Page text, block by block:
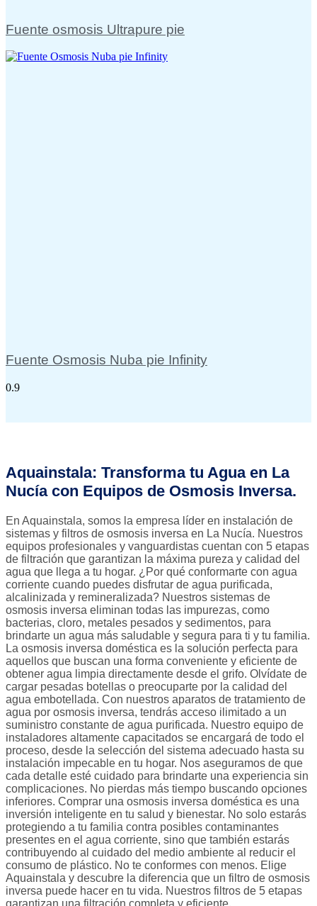
Fuente osmosis Ultrapure pie
Fuente Osmosis Nuba pie Infinity
Aquainstala: Transforma tu Agua en La
Nucía con Equipos de Osmosis Inversa.
En Aquainstala, somos la empresa líder en instalación de
sistemas y filtros de osmosis inversa en La Nucía. Nuestros
equipos profesionales y vanguardistas cuentan con 5 etapas
de filtración que garantizan la máxima pureza y calidad del
agua que llega a tu hogar. ¿Por qué conformarte con agua
corriente cuando puedes disfrutar de agua purificada,
alcalinizada y remineralizada? Nuestros sistemas de
osmosis inversa eliminan todas las impurezas, como
bacterias, cloro, metales pesados y sedimentos, para
brindarte un agua más saludable y segura para ti y tu familia.
La osmosis inversa doméstica es la solución perfecta para
aquellos que buscan una forma conveniente y eficiente de
obtener agua limpia directamente desde el grifo. Olvídate de
cargar pesadas botellas o preocuparte por la calidad del
agua embotellada. Con nuestros aparatos de tratamiento de
agua por osmosis inversa, tendrás acceso ilimitado a un
suministro constante de agua purificada. Nuestro equipo de
instaladores altamente capacitados se encargará de todo el
proceso, desde la selección del sistema adecuado hasta su
instalación impecable en tu hogar. Nos aseguramos de que
cada detalle esté cuidado para brindarte una experiencia sin
complicaciones. No pierdas más tiempo buscando opciones
inferiores. Comprar una osmosis inversa doméstica es una
inversión inteligente en tu salud y bienestar. No solo estarás
protegiendo a tu familia contra posibles contaminantes
presentes en el agua corriente, sino que también estarás
contribuyendo al cuidado del medio ambiente al reducir el
consumo de plástico. No te conformes con menos. Elige
Aquainstala y descubre la diferencia que un filtro de osmosis
inversa puede hacer en tu vida. Nuestros filtros de 5 etapas
garantizan una filtración completa y eficiente,